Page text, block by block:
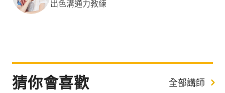
出色溝通力教練
猜你會喜歡 全部講師